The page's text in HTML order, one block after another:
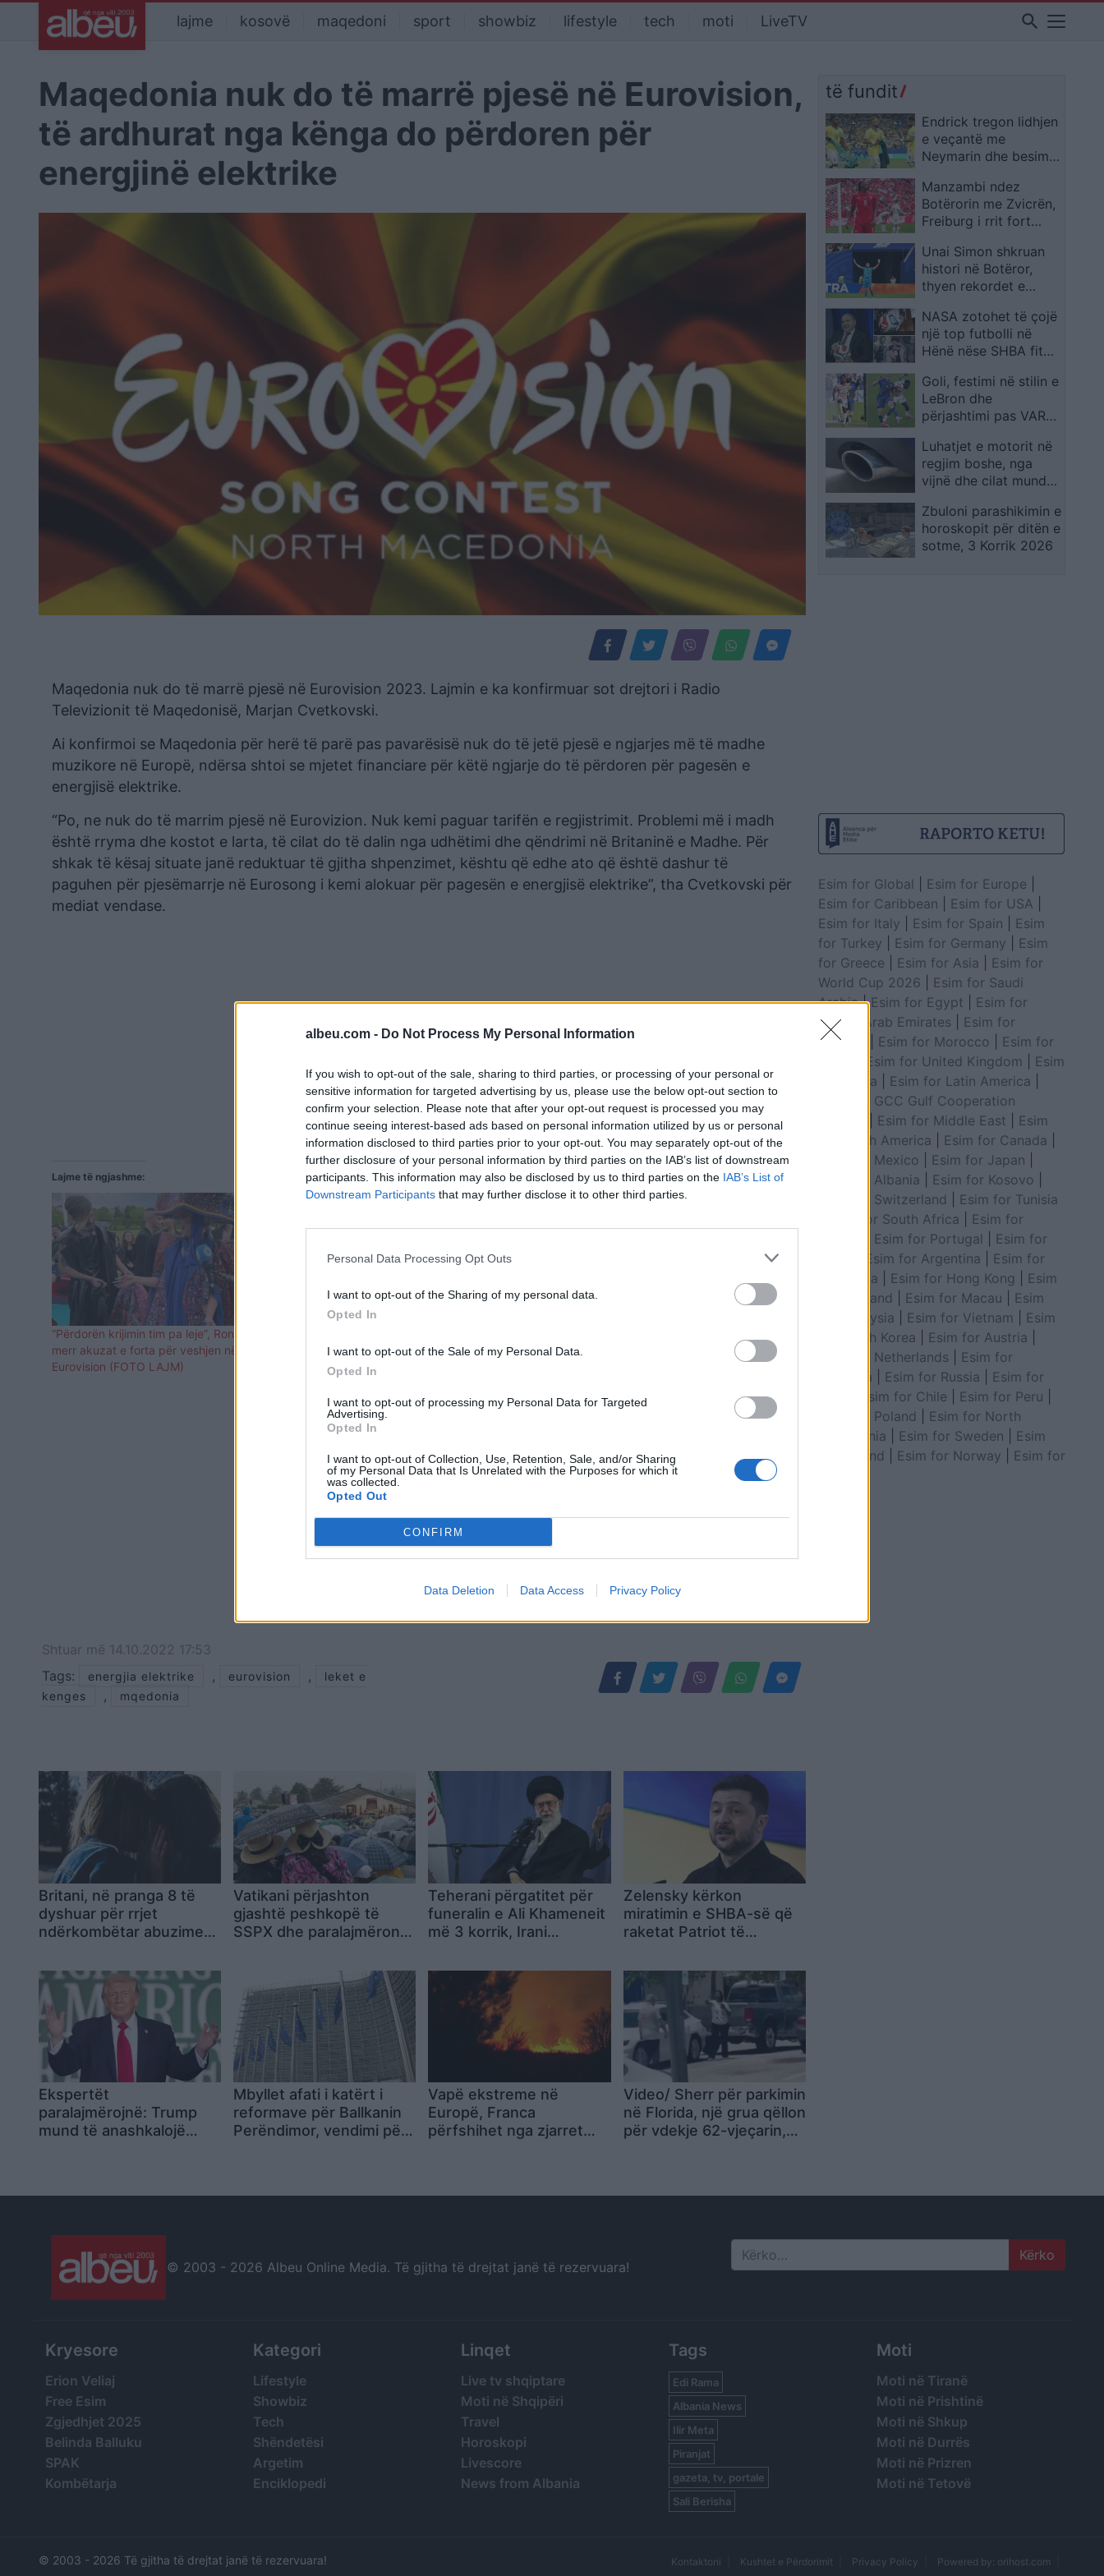
albeu.com - Do Not Process My Personal Information
If you wish to opt-out of the sale, sharing to third parties, or processing of your personal or
sensitive information for targeted advertising by us, please use the below opt-out section to
confirm your selection. Please note that after your opt-out request is processed you may
continue seeing interest-based ads based on personal information utilized by us or personal
information disclosed to third parties prior to your opt-out. You may separately opt-out of the
further disclosure of your personal information by third parties on the IAB’s list of downstream
participants. This information may also be disclosed by us to third parties on the IAB’s List of
Downstream Participants that may further disclose it to other third parties.
Personal Data Processing Opt Outs
I want to opt-out of the Sharing of my personal data.
Opted In
I want to opt-out of the Sale of my Personal Data.
Opted In
I want to opt-out of processing my Personal Data for Targeted
Advertising.
Opted In
I want to opt-out of Collection, Use, Retention, Sale, and/or Sharing
of my Personal Data that Is Unrelated with the Purposes for which it
was collected.
Opted Out
CONFIRM
Data Deletion Data Access Privacy Policy
lajme kosovë maqedoni sport showbiz lifestyle tech moti LiveTV search
Maqedonia nuk do të marrë pjesë në Eurovision,
të ardhurat nga kënga do përdoren për
energjinë elektrike
Maqedonia nuk do të marrë pjesë në Eurovision 2023. Lajmin e ka konfirmuar sot drejtori i Radio
Televizionit të Maqedonisë, Marjan Cvetkovski.
Ai konfirmoi se Maqedonia për herë të parë pas pavarësisë nuk do të jetë pjesë e ngjarjes më të madhe
muzikore në Europë, ndërsa shtoi se mjetet financiare për këtë ngjarje do të përdoren për pagesën e
energjisë elektrike.
“Po, ne nuk do të marrim pjesë në Eurovizion. Nuk kemi paguar tarifën e regjistrimit. Problemi më i madh
është rryma dhe kostot e larta, të cilat do të dalin nga udhëtimi dhe qëndrimi në Britaninë e Madhe. Për
shkak të kësaj situate janë reduktuar të gjitha shpenzimet, kështu që edhe ato që është dashur të
paguhen për pjesëmarrje në Eurosong i kemi alokuar për pagesën e energjisë elektrike”, tha Cvetkovski për
mediat vendase.
Lajme të ngjashme:
“Përdorën krijimin tim pa leje”, Ronela Hajati
merr akuzat e forta për veshjen në
Eurovision (FOTO LAJM)
pjesë as në Eurovision në vitin 2027
Holandës përjashtohet nga finalja
Shtuar më 14.10.2022 17:53
Tags:
energjia elektrike , eurovision ,
leket e
kenges
, mqedonia
Britani, në pranga 8 të
dyshuar për rrjet
ndërkombëtar abuzimesh
drogimit
Vatikani përjashton
gjashtë peshkopë të
SSPX dhe paralajmëron
mbështetësit zyrtarë të
grupit
Teherani përgatitet për
funeralin e Ali Khameneit
më 3 korrik, Irani
zyrtare dhe pret
delegacione nga rreth
100 shtete
Zelensky kërkon
miratimin e SHBA-së që
raketat Patriot të
Ekspertët
paralajmërojnë: Trump
mund të anashkalojë
Mbyllet afati i katërt i
reformave për Ballkanin
Perëndimor, vendimi për
Vapë ekstreme në
Europë, Franca
përfshihet nga zjarret
Video/ Sherr për parkimin
në Florida, një grua qëllon
për vdekje 62-vjeçarin,
të fundit
Endrick tregon lidhjen
e veçantë me
Neymarin dhe besimin
Manzambi ndez
Botërorin me Zvicrën,
Freiburg i rrit fort
Unai Simon shkruan
histori në Botëror,
thyen rekordet e
NASA zotohet të çojë
një top futbolli në
Hënë nëse SHBA fiton
Goli, festimi në stilin e
LeBron dhe
përjashtimi pas VAR-
bë menjëherë i njohur
në SHBA
Luhatjet e motorit në
regjim boshe, nga
vijnë dhe cilat mund
Zbuloni parashikimin e
horoskopit për ditën e
sotme, 3 Korrik 2026
Esim for Global Esim for Europe
Esim for Caribbean
Esim for USA
Esim for Italy
Esim for Spain
Esim
for Turkey
Esim for Germany
Esim
for Greece
Esim for Asia
Esim for
World Cup 2026
Esim for Saudi
Arabia|Esim for Egypt
Esim for
United Arab Emirates
Esim for
Balkans
Esim for Morocco
Esim for
Esim for United Kingdom
Esim
for Africa
Esim for Latin America
Esim for GCC Gulf Cooperation
Esim for Middle East
Esim
for South America
Esim for Canada
Esim for Mexico
Esim for Japan
Esim for Albania
Esim for Kosovo
Esim for Switzerland
Esim for Tunisia
Esim for South Africa
Esim for
Esim for Portugal
Esim for
Esim for Argentina
Esim for
Colombia
Esim for Hong Kong
Esim
for Thailand
Esim for Macau
Esim
for Malaysia
Esim for Vietnam
Esim
for South Korea
Esim for Austria
Esim for Netherlands
Esim for
Australia
Esim for Russia
Esim for
Esim for Chile Esim for Peru
Esim for Poland
Esim for North
Macedonia
Esim for Sweden
Esim
for Finland
Esim for Norway
Esim for
© 2003 - 2026 Albeu Online Media. Të gjitha të drejtat janë të rezervuara! Search
Kryesore
Erion Veliaj
Free Esim
Zgjedhjet 2025
Belinda Balluku
SPAK
Kombëtarja
Kategori
Lifestyle
Showbiz
Tech
Shëndetësi
Argetim
Enciklopedi
Linqet
Live tv shqiptare
Moti në Shqipëri
Travel
Horoskopi
Livescore
News from Albania
Tags
Edi Rama
Albania News
Ilir Meta
Piranjat
gazeta, tv, portale
Sali Berisha
Moti
Moti në Tiranë
Moti në Prishtinë
Moti në Shkup
Moti në Durrës
Moti në Prizren
Moti në Tetovë
© 2003 - 2026 Të gjitha të drejtat janë të rezervuara! Kontaktoni Kushtet e Përdorimit Privacy Policy Powered by: orihost.com